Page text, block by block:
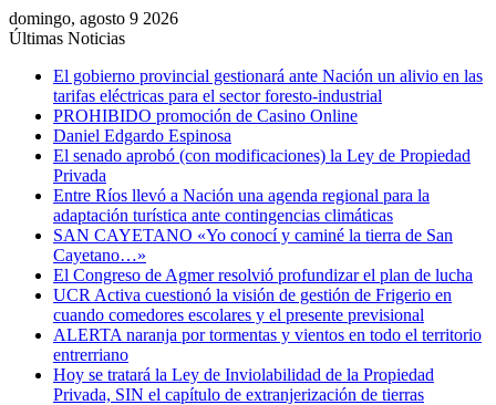
domingo, agosto 9 2026
Últimas Noticias
El gobierno provincial gestionará ante Nación un alivio en las
tarifas eléctricas para el sector foresto-industrial
PROHIBIDO promoción de Casino Online
Daniel Edgardo Espinosa
El senado aprobó (con modificaciones) la Ley de Propiedad
Privada
Entre Ríos llevó a Nación una agenda regional para la
adaptación turística ante contingencias climáticas
SAN CAYETANO «Yo conocí y caminé la tierra de San
Cayetano…»
El Congreso de Agmer resolvió profundizar el plan de lucha
UCR Activa cuestionó la visión de gestión de Frigerio en
cuando comedores escolares y el presente previsional
ALERTA naranja por tormentas y vientos en todo el territorio
entrerriano
Hoy se tratará la Ley de Inviolabilidad de la Propiedad
Privada, SIN el capítulo de extranjerización de tierras